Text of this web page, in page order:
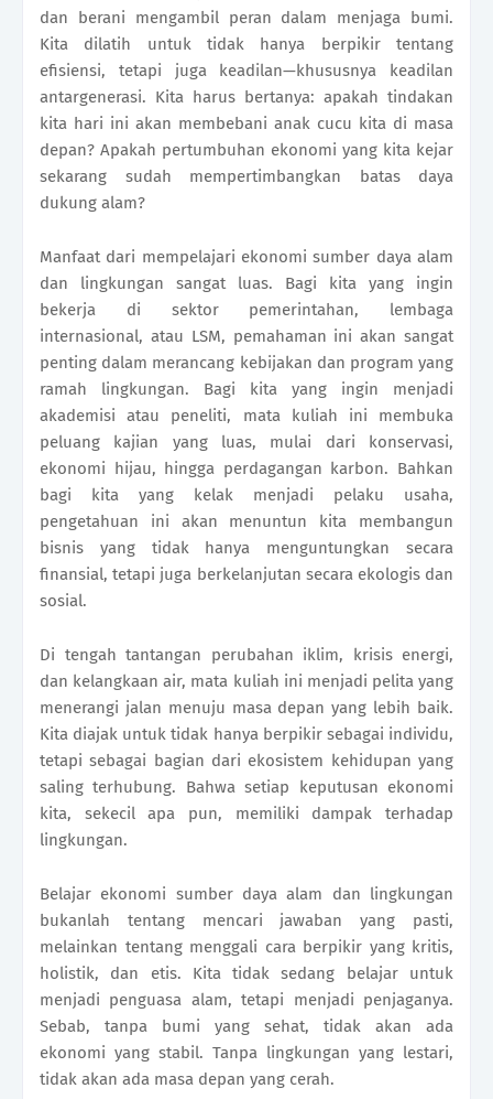
dan berani mengambil peran dalam menjaga bumi.
Kita dilatih untuk tidak hanya berpikir tentang
efisiensi, tetapi juga keadilan—khususnya keadilan
antargenerasi. Kita harus bertanya: apakah tindakan
kita hari ini akan membebani anak cucu kita di masa
depan? Apakah pertumbuhan ekonomi yang kita kejar
sekarang sudah mempertimbangkan batas daya
dukung alam?
Manfaat dari mempelajari ekonomi sumber daya alam
dan lingkungan sangat luas. Bagi kita yang ingin
bekerja di sektor pemerintahan, lembaga
internasional, atau LSM, pemahaman ini akan sangat
penting dalam merancang kebijakan dan program yang
ramah lingkungan. Bagi kita yang ingin menjadi
akademisi atau peneliti, mata kuliah ini membuka
peluang kajian yang luas, mulai dari konservasi,
ekonomi hijau, hingga perdagangan karbon. Bahkan
bagi kita yang kelak menjadi pelaku usaha,
pengetahuan ini akan menuntun kita membangun
bisnis yang tidak hanya menguntungkan secara
finansial, tetapi juga berkelanjutan secara ekologis dan
sosial.
Di tengah tantangan perubahan iklim, krisis energi,
dan kelangkaan air, mata kuliah ini menjadi pelita yang
menerangi jalan menuju masa depan yang lebih baik.
Kita diajak untuk tidak hanya berpikir sebagai individu,
tetapi sebagai bagian dari ekosistem kehidupan yang
saling terhubung. Bahwa setiap keputusan ekonomi
kita, sekecil apa pun, memiliki dampak terhadap
lingkungan.
Belajar ekonomi sumber daya alam dan lingkungan
bukanlah tentang mencari jawaban yang pasti,
melainkan tentang menggali cara berpikir yang kritis,
holistik, dan etis. Kita tidak sedang belajar untuk
menjadi penguasa alam, tetapi menjadi penjaganya.
Sebab, tanpa bumi yang sehat, tidak akan ada
ekonomi yang stabil. Tanpa lingkungan yang lestari,
tidak akan ada masa depan yang cerah.